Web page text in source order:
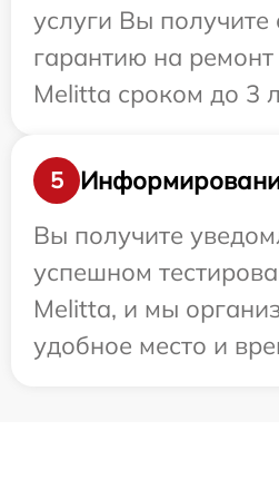
услуги Вы
гарантию на ремонт
Melitta сроком до 3
5
Вы получите
успешном
Melitta, и мы
удобное место и